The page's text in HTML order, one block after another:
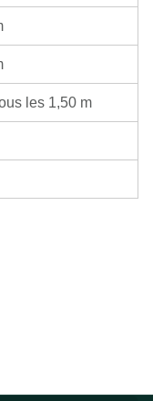
les 1,50 m